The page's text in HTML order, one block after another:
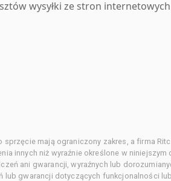
wysyłki ze stron
sprzęcie mają ograniczony zakres, a firma
innych niż wyraźnie określone w
ani gwarancji, wyraźnych lub
lub gwarancji dotyczących funkcjonalności